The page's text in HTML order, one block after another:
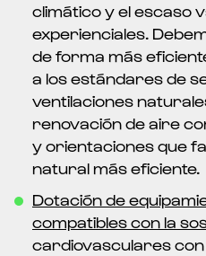
climático y el escaso
experienciales.
de forma más
a los estándares de
ventilaciones
renovación de aire
y orientaciones que
natural más eficiente.
Dotación de
compatibles con la
cardiovasculares